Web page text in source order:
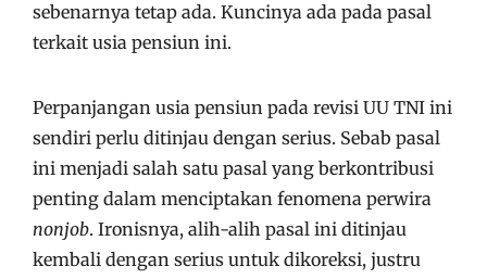
sebenarnya tetap ada. Kuncinya ada pada pasal
terkait usia pensiun ini.
Perpanjangan usia pensiun pada revisi UU TNI ini
sendiri perlu ditinjau dengan serius. Sebab pasal
ini menjadi salah satu pasal yang berkontribusi
penting dalam menciptakan fenomena perwira
nonjob. Ironisnya, alih-alih pasal ini ditinjau
kembali dengan serius untuk dikoreksi, justru